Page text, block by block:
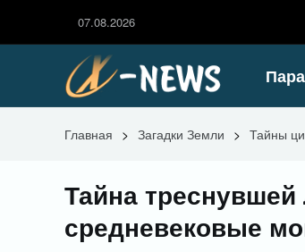
07.08.2026
Главная > Загадки Земли > Тайны
Тайна
средневековые